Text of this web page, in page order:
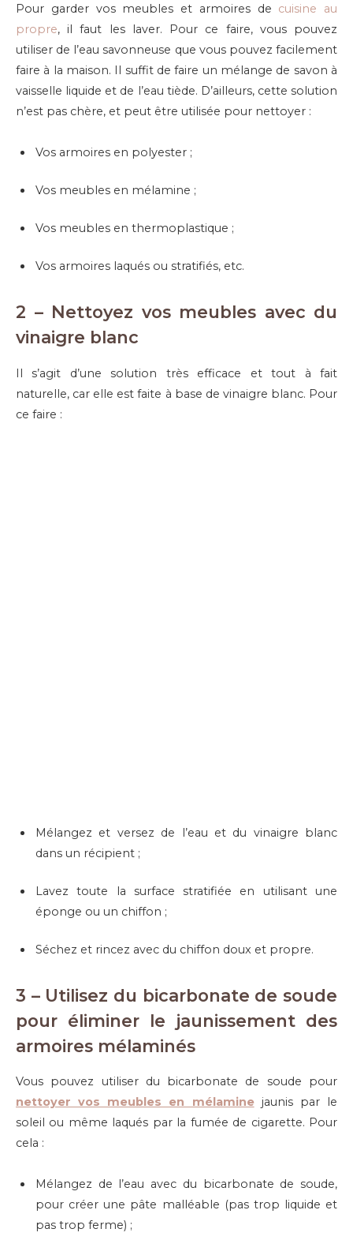
Pour garder vos meubles et armoires de cuisine au
propre, il faut les laver. Pour ce faire, vous pouvez
utiliser de l’eau savonneuse que vous pouvez facilement
faire à la maison. Il suffit de faire un mélange de savon à
vaisselle liquide et de l’eau tiède. D’ailleurs, cette solution
n’est pas chère, et peut être utilisée pour nettoyer :
Vos armoires en polyester ;
Vos meubles en mélamine ;
Vos meubles en thermoplastique ;
Vos armoires laqués ou stratifiés, etc.
2 – Nettoyez vos meubles avec du
vinaigre blanc
Il s’agit d’une solution très efficace et tout à fait
naturelle, car elle est faite à base de vinaigre blanc. Pour
ce faire :
Mélangez et versez de l’eau et du vinaigre blanc
dans un récipient ;
Lavez toute la surface stratifiée en utilisant une
éponge ou un chiffon ;
Séchez et rincez avec du chiffon doux et propre.
3 – Utilisez du bicarbonate de soude
pour éliminer le jaunissement des
armoires mélaminés
Vous pouvez utiliser du bicarbonate de soude pour
nettoyer vos meubles en mélaminejaunis par le
soleil ou même laqués par la fumée de cigarette. Pour
cela :
Mélangez de l’eau avec du bicarbonate de soude,
pour créer une pâte malléable (pas trop liquide et
pas trop ferme) ;